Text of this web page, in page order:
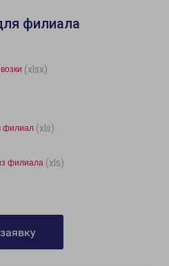
филиала
(xlsx)
филиал (xls)
филиала (xls)